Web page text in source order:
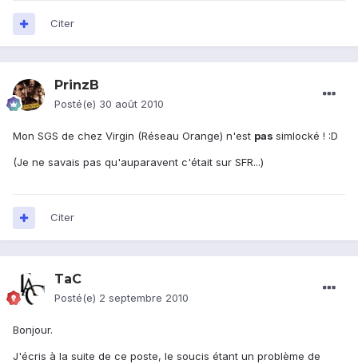
Citer
PrinzB
Posté(e) 30 août 2010
Mon SGS de chez Virgin (Réseau Orange) n'est pas simlocké ! :D
(Je ne savais pas qu'auparavent c'était sur SFR...)
Citer
TaC
Posté(e) 2 septembre 2010
Bonjour.
J'écris à la suite de ce poste, le soucis étant un problème de